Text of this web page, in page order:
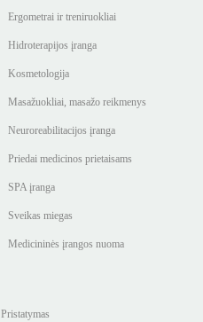
Ergometrai ir treniruokliai
Hidroterapijos įranga
Kosmetologija
Masažuokliai, masažo reikmenys
Neuroreabilitacijos įranga
Priedai medicinos prietaisams
SPA įranga
Sveikas miegas
Medicininės įrangos nuoma
Pristatymas